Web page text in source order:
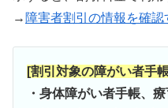
→ 障害者割引の情報を確認
[割引対象の障がい者手
・身体障がい者手帳、